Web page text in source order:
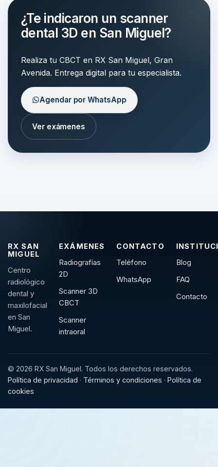
¿Te indicaron un scanner
dental 3D en San Miguel?
Realiza tu CBCT en RX San Miguel, Gran
Avenida. Entrega digital para tu especialista.
Agendar por WhatsApp
Ver exámenes
RX SAN
MIGUEL
Centro
radiológico
dental y
maxilofacial
en San
Miguel.
EXÁMENES
Radiografías
2D
Scanner 3D
CBCT
Scanner
intraoral
CONTACTO
Teléfono
WhatsApp
Blog
FAQ
Contacto
© 2026 RX San Miguel. Todos los derechos reservados.
Política de privacidad · Términos y condiciones · Política de
cookies